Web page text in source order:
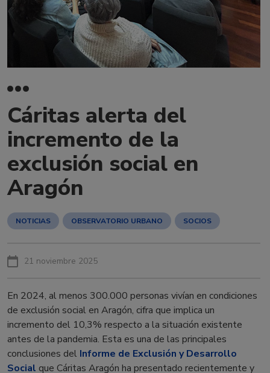
Cáritas alerta del
incremento de la
exclusión social en
Aragón
NOTICIAS OBSERVATORIO URBANO SOCIOS
21 noviembre 2025
En 2024, al menos 300.000 personas vivían en condiciones
de exclusión social en Aragón, cifra que implica un
incremento del 10,3% respecto a la situación existente
antes de la pandemia. Esta es una de las principales
conclusiones del Informe de Exclusión y Desarrollo
Social que Cáritas Aragón ha presentado recientemente y